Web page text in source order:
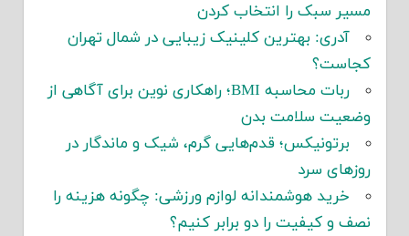
مسیر سبک را انتخاب کردن
آدری: بهترین کلینیک زیبایی در شمال تهران
کجاست؟
ربات محاسبه BMI؛ راهکاری نوین برای آگاهی از
وضعیت سلامت بدن
برتونیکس؛ قدم‌هایی گرم، شیک و ماندگار در
روزهای سرد
خرید هوشمندانه لوازم ورزشی: چگونه هزینه را
نصف و کیفیت را دو برابر کنیم؟